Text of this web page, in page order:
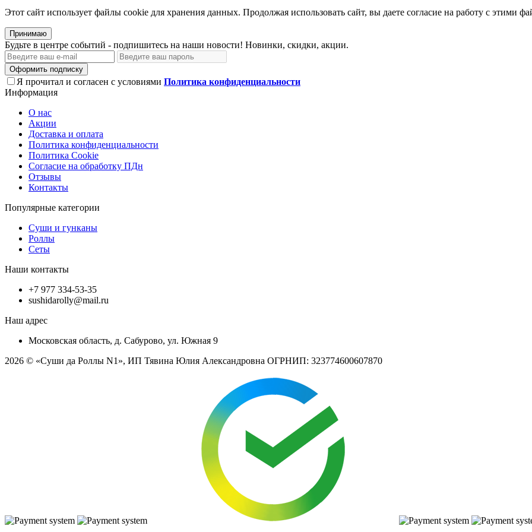
Этот сайт использует файлы сооkіе для хранения данных. Продолжая использовать сайт, вы даете согласие на работу с этими
Принимаю
Будьте в центре событий - подпишитесь на наши новости! Новинки, скидки, акции.
Оформить подписку
Я прочитал и согласен с условиями Политика конфиденциальности
Информация
О нас
Акции
Доставка и оплата
Политика конфиденциальности
Политика Cookie
Согласие на обработку ПДн
Отзывы
Контакты
Популярные категории
Суши и гунканы
Роллы
Сеты
Наши контакты
+7 977 334-53-35
sushidarolly@mail.ru
Наш адрес
Московская область, д. Сабурово, ул. Южная 9
2026 © «Суши да Роллы N1», ИП Тявина Юлия Александровна ОГРНИП: 323774600607870